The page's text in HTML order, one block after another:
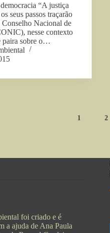
“A justiça
seus passos traçarão
Nacional de
nesse contexto
paira sobre o…
1 2
foi criado e é
a ajuda de Ana Paula